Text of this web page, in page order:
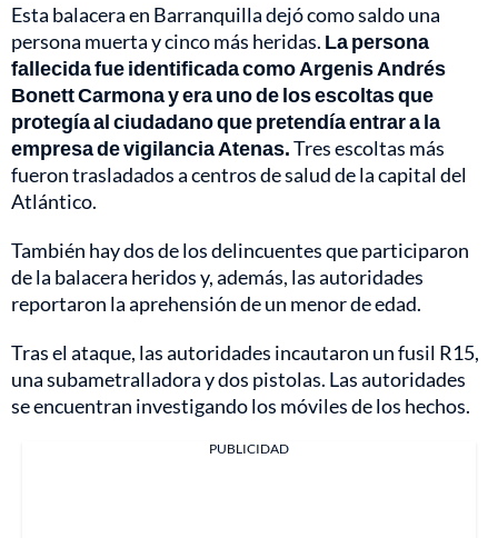
Esta balacera en Barranquilla dejó como saldo una
persona muerta y cinco más heridas. La persona
fallecida fue identificada como Argenis Andrés
Bonett Carmona y era uno de los escoltas que
protegía al ciudadano que pretendía entrar a la
empresa de vigilancia Atenas.Tres escoltas más
fueron trasladados a centros de salud de la capital del
Atlántico.
También hay dos de los delincuentes que participaron
de la balacera heridos y, además, las autoridades
reportaron la aprehensión de un menor de edad.
Tras el ataque, las autoridades incautaron un fusil R15,
una subametralladora y dos pistolas. Las autoridades
se encuentran investigando los móviles de los hechos.
PUBLICIDAD